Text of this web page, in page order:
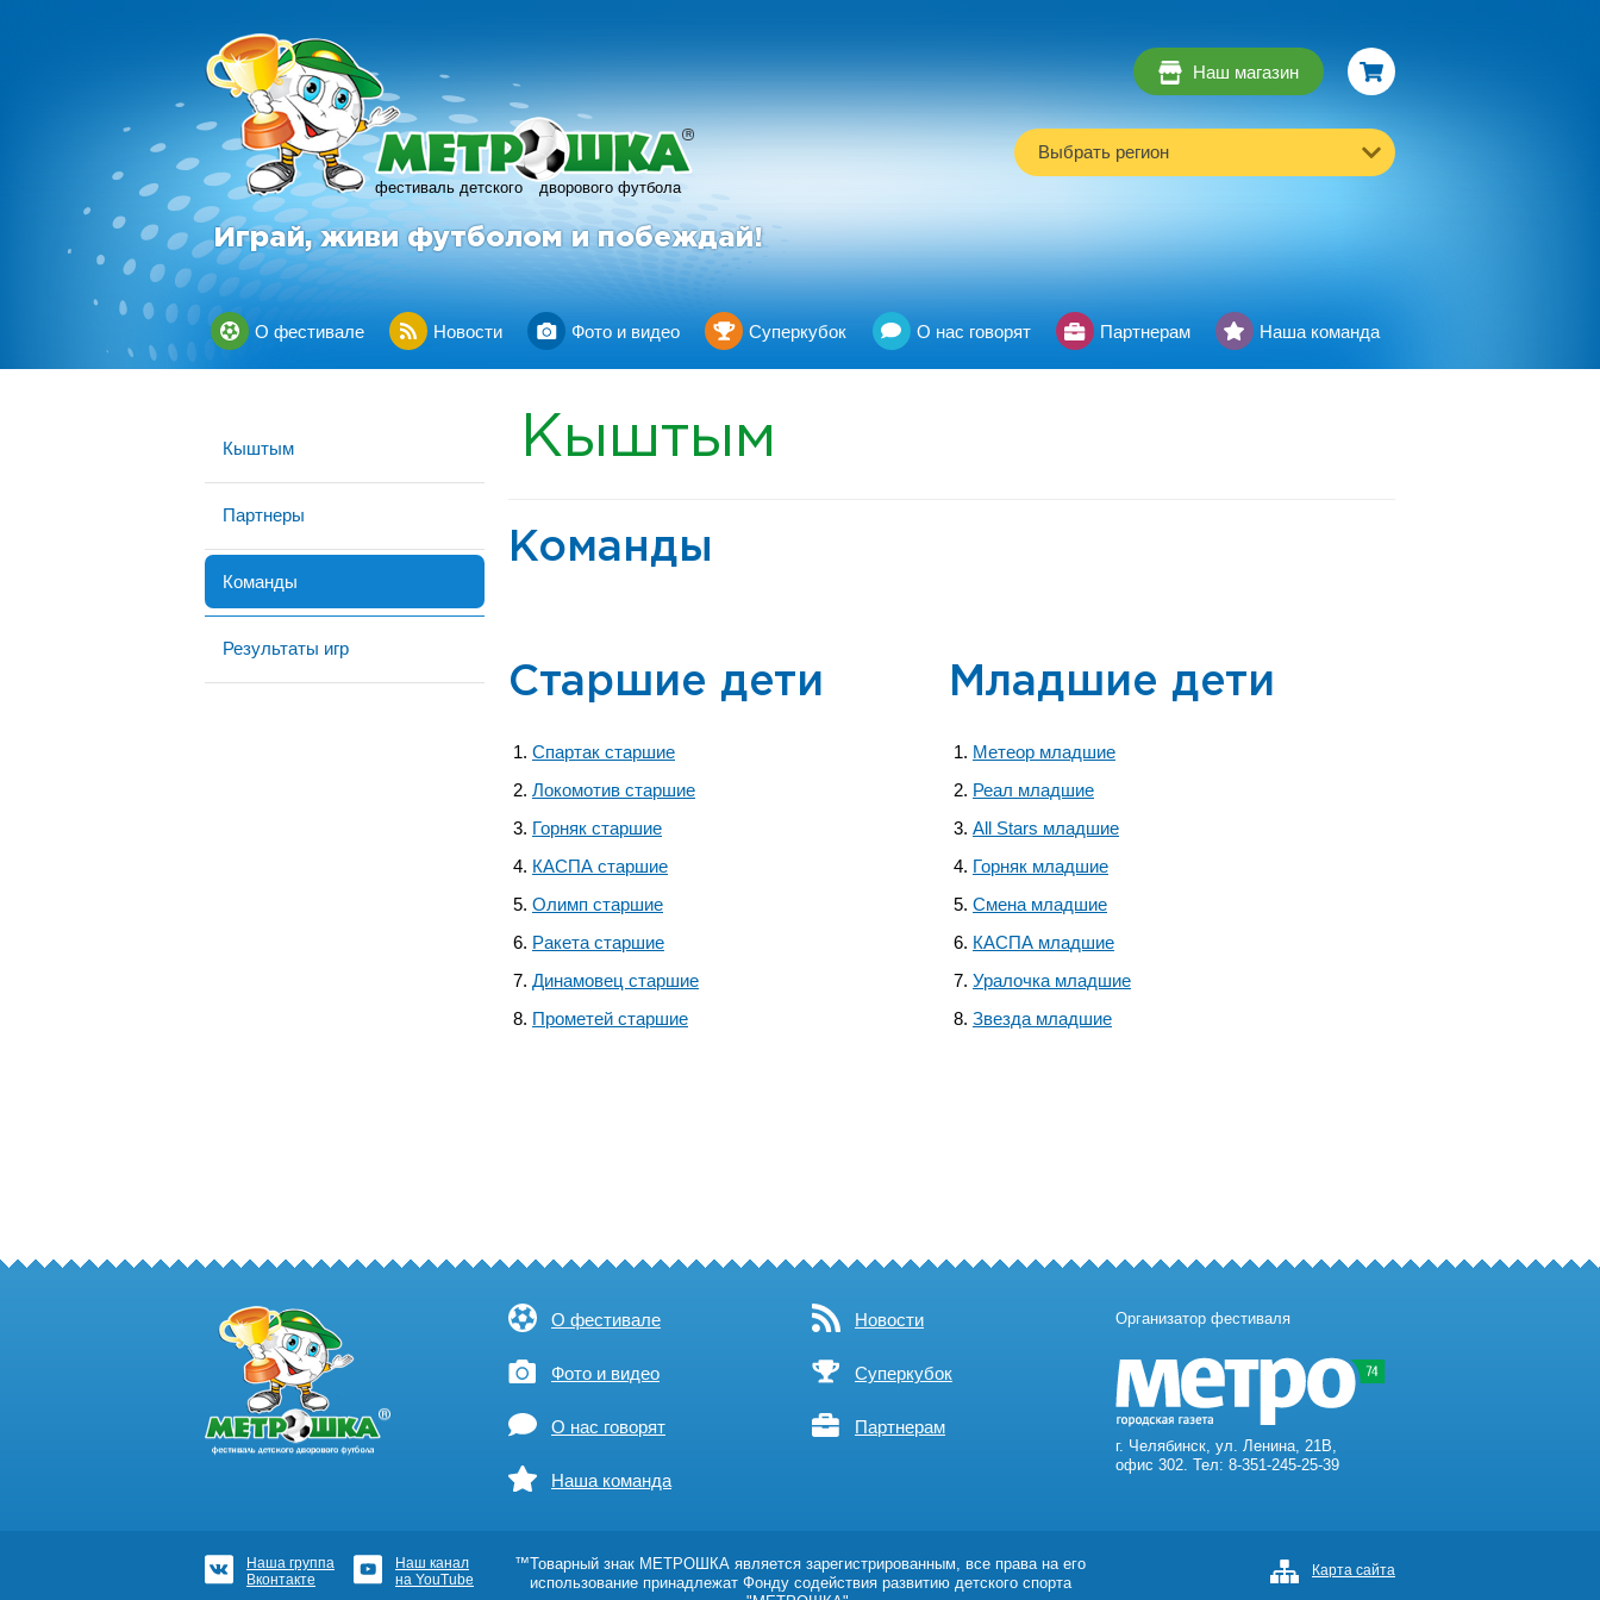
фестиваль детского дворового футбола
R
Играй, живи футболом и побеждай!
Наш магазин
Выбрать регион
О фестивале Новости Фото и видео Суперкубок О нас говорят Партнерам Наша команда
Кыштым
Партнеры
Команды
Результаты игр
Кыштым
Команды
Старшие дети
Спартак старшие
Локомотив старшие
Горняк старшие
КАСПА старшие
Олимп старшие
Ракета старшие
Динамовец старшие
Прометей старшие
Младшие дети
Метеор младшие
Реал младшие
All Stars младшие
Горняк младшие
Смена младшие
КАСПА младшие
Уралочка младшие
Звезда младшие
О фестивале Новости
Фото и видео Суперкубок
О нас говорят Партнерам
Наша команда
Организатор фестиваля
г. Челябинск, ул. Ленина, 21В,
офис 302. Тел: 8-351-245-25-39
Наша группа
Вконтакте
Наш канал
на YouTube
™Товарный знак МЕТРОШКА является зарегистрированным, все права на его
использование принадлежат Фонду содействия развитию детского спорта
Карта сайта